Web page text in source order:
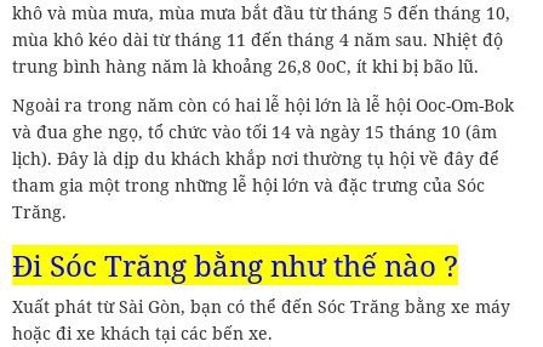
khô và mùa mưa, mùa mưa bắt đầu từ tháng 5 đến tháng 10,
mùa khô kéo dài từ tháng 11 đến tháng 4 năm sau. Nhiệt độ
trung bình hàng năm là khoảng 26,8 0oC, ít khi bị bão lũ.
Ngoài ra trong năm còn có hai lễ hội lớn là lễ hội Ooc-Om-Bok
và đua ghe ngọ, tổ chức vào tối 14 và ngày 15 tháng 10 (âm
lịch). Đây là dịp du khách khắp nơi thường tụ hội về đây để
tham gia một trong những lễ hội lớn và đặc trưng của Sóc
Trăng.
Đi Sóc Trăng bằng như thế nào ?
Xuất phát từ Sài Gòn, bạn có thể đến Sóc Trăng bằng xe máy
hoặc đi xe khách tại các bến xe.